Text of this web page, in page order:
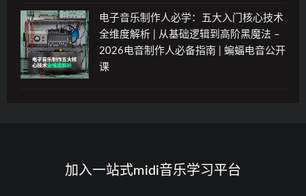
电子音乐制作人必学：五大入门核心技术
全维度解析 | 从基础逻辑到高阶黑魔法 –
2026电音制作人必备指南 | 蝙蝠电音公开
课
加入一站式midi音乐学习平台